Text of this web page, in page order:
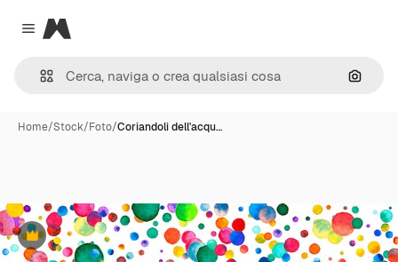
Close menu
Magnific
Cerca
Home/Stock/Foto/Coriandoli dell'acqu…
Premium